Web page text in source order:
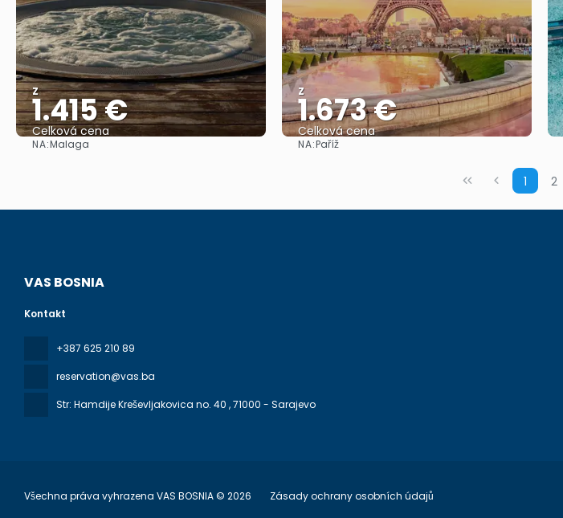
Z
1.415 €
Celková cena
NA:Malaga
Z
1.673 €
Celková cena
NA:Paříž
1 2
VAS BOSNIA
Kontakt
+387 625 210 89
reservation@vas.ba
Str: Hamdije Kreševljakovica no. 40 , 71000 - Sarajevo
Všechna práva vyhrazena VAS BOSNIA © 2026 Zásady ochrany osobních údajů